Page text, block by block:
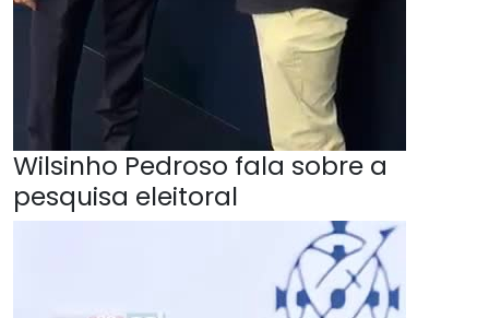
Wilsinho Pedroso fala sobre a
pesquisa eleitoral